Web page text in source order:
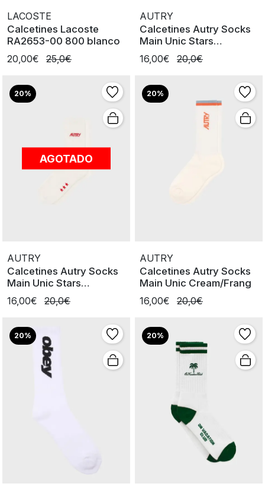
LACOSTE
Calcetines Lacoste
RA2653-00 800 blanco
20,00€
25,0€
AUTRY
Calcetines Autry Socks
Main Unic Stars
Cream/Pink
16,00€ 20,0€
20%
AGOTADO
AUTRY
Calcetines Autry Socks
Main Unic Stars
Cream/Red
16,00€ 20,0€
20%
AUTRY
Calcetines Autry Socks
Main Unic Cream/Frang
16,00€
20,0€
20% 20%